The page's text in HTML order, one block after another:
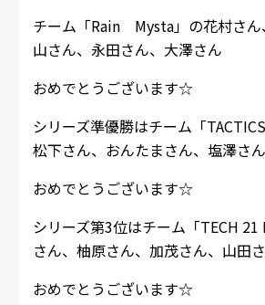
チーム「Rain Mysta」の花村さん
山さん、永田さん、大澤さん
おめでとうございます☆
シリーズ準優勝はチーム「
松下さん、おんたまさん、塩澤さん
おめでとうございます☆
シリーズ第3位はチーム「TECH 21
さん、柚原さん、加茂さん、山田
おめでとうございます☆